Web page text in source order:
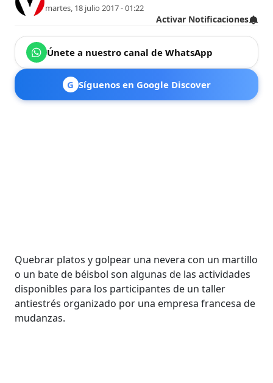
martes, 18 julio 2017 - 01:22
Activar Notificaciones
Únete a nuestro canal de WhatsApp
G Síguenos en Google Discover
Quebrar platos y golpear una nevera con un martillo
o un bate de béisbol son algunas de las actividades
disponibles para los participantes de un taller
antiestrés organizado por una empresa francesa de
mudanzas.